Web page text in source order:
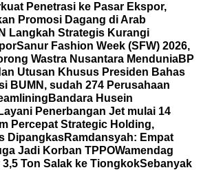
Penetrasi ke Pasar Ekspor,
Promosi Dagang di Arab
Langkah Strategis Kurangi
Sanur Fashion Week (SFW) 2026,
Wastra Nusantara MenduniaBP
Utusan Khusus Presiden Bahas
BUMN, sudah 274 Perusahaan
Bandara Husein
Penerbangan Jet mulai 14
Percepat Strategic Holding,
DipangkasRamdansyah: Empat
Jadi Korban TPPOWamendag
Ton Salak ke TiongkokSebanyak